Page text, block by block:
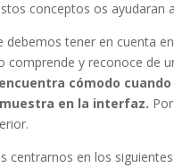
conceptos os
tener en cuenta
comprende y reconoce de
cómodo
en la interfaz.
centrarnos en los siguientes